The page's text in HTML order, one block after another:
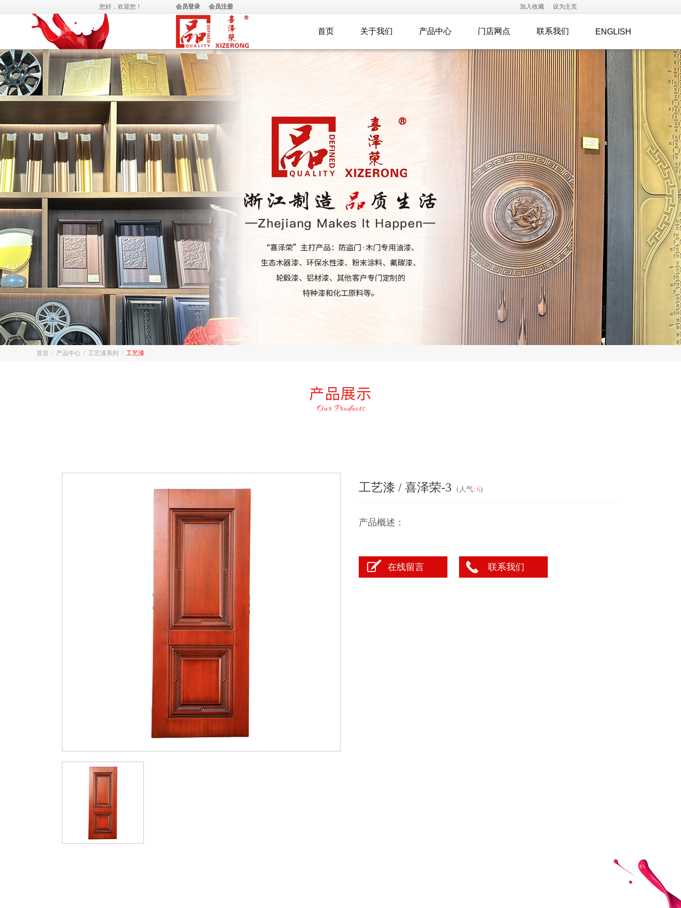
首页 关于我们 产品中心 门店网点 联系我们 ENGLISH
首页 / 产品中心 / 工艺漆系列 / 工艺漆
产品展示
Our Products
工艺漆 / 喜泽荣-3 (人气: 6)
在线留言 联系我们
您好， 欢迎您！ 会员登录 会员注册 加入收藏 设为主页